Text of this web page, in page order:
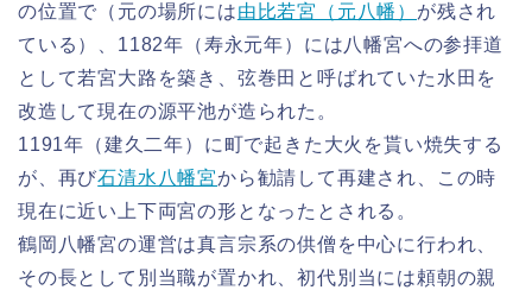
の位置で（元の場所には由比若宮（元八幡） が残され
ている）、1182年（寿永元年）には八幡宮への参拝道
として若宮大路を築き、弦巻田と呼ばれていた水田を
改造して現在の源平池が造られた。
1191年（建久二年）に町で起きた大火を貰い焼失する
が、再び石清水八幡宮から勧請して再建され、この時
現在に近い上下両宮の形となったとされる。
鶴岡八幡宮の運営は真言宗系の供僧を中心に行われ、
その長として別当職が置かれ、初代別当には頼朝の親